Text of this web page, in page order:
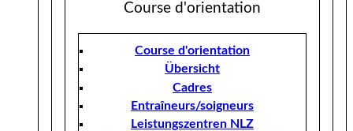
Course d'orientation
Course d'orientation
Übersicht
Cadres
Entraîneurs/soigneurs
Leistungszentren NLZ